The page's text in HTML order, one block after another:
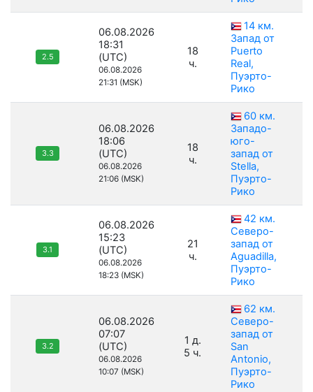
2.5
06.08.2026
18:31
(UTC)
06.08.2026
21:31 (MSK)
18
ч.
14 км.
Запад от
Puerto
Real,
Пуэрто-
Рико
3.3
06.08.2026
18:06
(UTC)
06.08.2026
21:06 (MSK)
18
ч.
60 км.
Западо-
юго-
запад от
Stella,
Пуэрто-
Рико
3.1
06.08.2026
15:23
(UTC)
06.08.2026
18:23 (MSK)
21
ч.
42 км.
Северо-
запад от
Aguadilla,
Пуэрто-
Рико
3.2
06.08.2026
07:07
(UTC)
06.08.2026
10:07 (MSK)
1 д.
5 ч.
62 км.
Северо-
запад от
San
Antonio,
Пуэрто-
Рико